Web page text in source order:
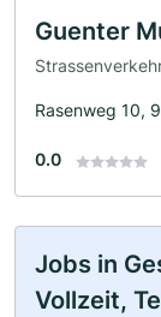
Guenter
Rasenweg 10,
0.0
Jobs in
Vollzeit,